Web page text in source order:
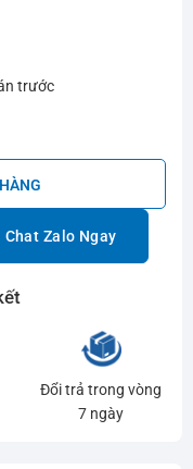
trước
Chat Zalo Ngay
Đổi trả trong vòng
7 ngày